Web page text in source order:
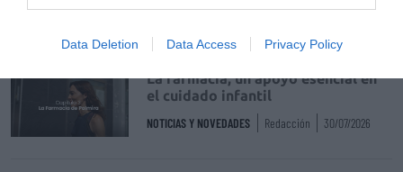
Data Deletion Data Access Privacy Policy
La farmacia, un apoyo esencial en
el cuidado infantil
NOTICIAS Y NOVEDADES Redacción 30/07/2026